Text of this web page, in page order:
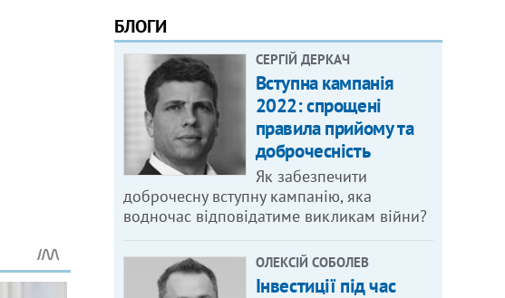
БЛОГИ
СЕРГІЙ ДЕРКАЧ
Вступна кампанія
2022: спрощені
правила прийому та
доброчесність
Як забезпечити
доброчесну вступну кампанію, яка
водночас відповідатиме викликам війни?
ОЛЕКСІЙ СОБОЛЕВ
Інвестиції під час